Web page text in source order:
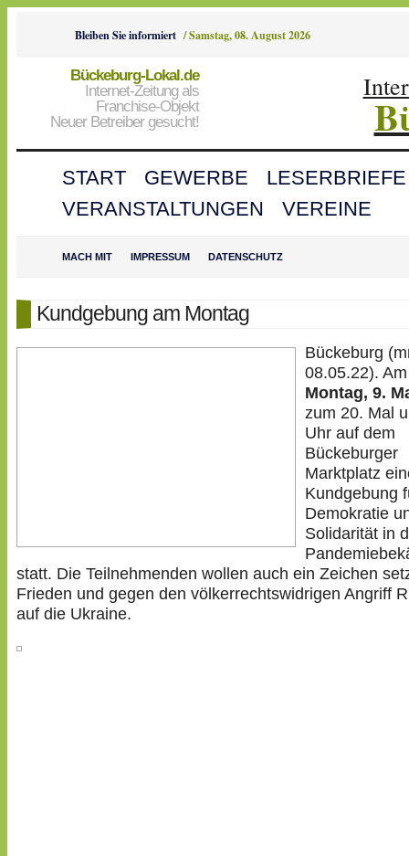
Bleiben Sie informiert /Samstag, 08. August 2026
Bückeburg-Lokal.de
Internet-Zeitung als
Franchise-Objekt
Neuer Betreiber gesucht!
START GEWERBE
LESERBRIEFE
VERANSTALTUNGEN
VEREINE
MACH MIT IMPRESSUM DATENSCHUTZ
Kundgebung am Montag
Bückeburg
08.05.22). Am
Montag, 9.
zum 20. Mal
Uhr auf dem
Bückeburger
Marktplatz
Kundgebung
Demokratie
Solidarität in
statt. Die Teilnehmenden wollen auch ein Zeichen
Frieden und gegen den völkerrechtswidrigen Angriff
auf die Ukraine.